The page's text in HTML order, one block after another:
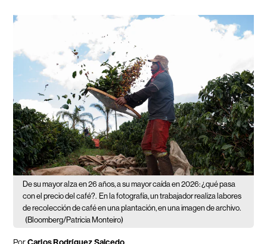
De su mayor alza en 26 años, a su mayor caída en 2026: ¿qué pasa
con el precio del café?. En la fotografía, un trabajador realiza labores
de recolección de café en una plantación, en una imagen de archivo.
(Bloomberg/Patricia Monteiro)
Por